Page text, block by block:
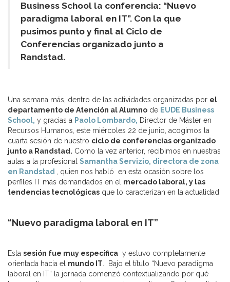
Business School la conferencia: “Nuevo
paradigma laboral en IT”. Con la que
pusimos punto y final al Ciclo de
Conferencias organizado junto a
Randstad.
Una semana más, dentro de las actividades organizadas por el
departamento de Atención al Alumno de EUDE Business
School, y gracias a Paolo Lombardo, Director de Máster en
Recursos Humanos, este miércoles 22 de junio, acogimos la
cuarta sesión de nuestro ciclo de conferencias organizado
junto a Randstad. Como la vez anterior, recibimos en nuestras
aulas a la profesional Samantha Servizio, directora de zona
en Randstad
, quien nos habló en esta ocasión sobre los
perfiles IT más demandados en el mercado laboral, y las
tendencias tecnológicas que lo caracterizan en la actualidad.
“Nuevo paradigma laboral en IT”
Esta sesión fue muy específica y estuvo completamente
orientada hacia el mundo IT . Bajo el título “Nuevo paradigma
laboral en IT” la jornada comenzó contextualizando por qué